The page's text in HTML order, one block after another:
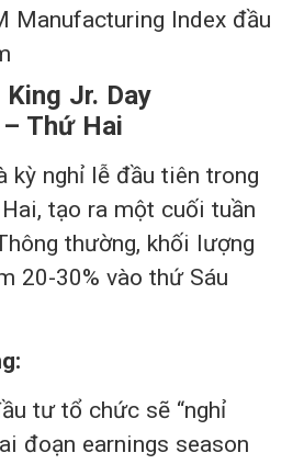
Manufacturing Index đầu
Jr. Day
Thứ Hai
kỳ nghỉ lễ đầu tiên trong
tạo ra một cuối tuần
thường, khối lượng
20-30% vào thứ Sáu
tư tổ chức sẽ “nghỉ
đoạn earnings season